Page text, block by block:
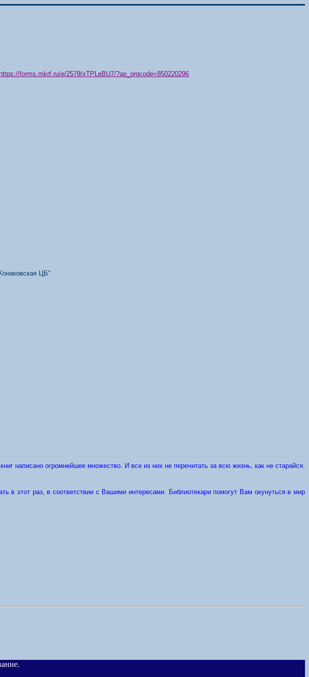
https://forms.mkrf.ru/e/2579/xTPLeBU7/?ap_orgcode=850220296
ЦБ"
написано огромнейшее множество. И все из них не перечитать за всю жизнь, как не старайся.
в этот раз, в соответствии с Вашими интересами. Библиотекари помогут Вам окунуться в мир